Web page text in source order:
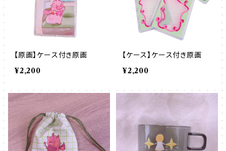
【原画】ケース付き原画
¥2,200
【ケース】ケース付き原画
¥2,200